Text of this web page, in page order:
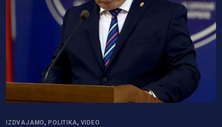
IZDVAJAMO,POLITIKA, VIDEO